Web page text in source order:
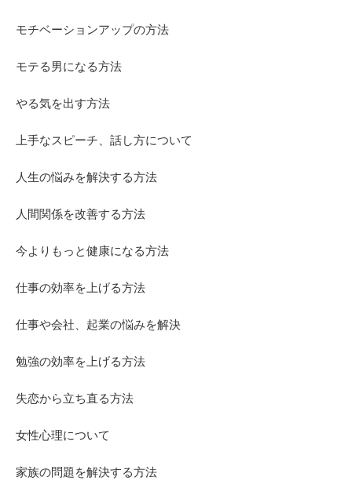
モチベーションアップの方法
モテる男になる方法
やる気を出す方法
上手なスピーチ、話し方について
人生の悩みを解決する方法
人間関係を改善する方法
今よりもっと健康になる方法
仕事の効率を上げる方法
仕事や会社、起業の悩みを解決
勉強の効率を上げる方法
失恋から立ち直る方法
女性心理について
家族の問題を解決する方法